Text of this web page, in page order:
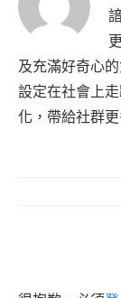
及充滿好奇心
設定在社會上
化，帶給社群